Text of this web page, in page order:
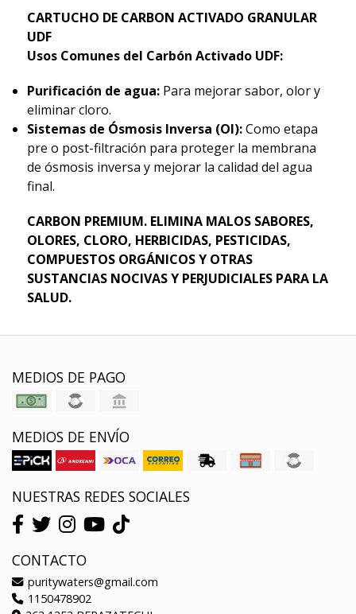
CARTUCHO DE CARBON ACTIVADO GRANULAR
UDF
Usos Comunes del Carbón Activado UDF:
Purificación de agua:Para mejorar sabor, olor y
eliminar cloro.
Sistemas de Ósmosis Inversa (OI):Como etapa
pre o post-filtración para proteger la membrana
de ósmosis inversa y mejorar la calidad del agua
final.
CARBON PREMIUM. ELIMINA MALOS SABORES,
OLORES, CLORO, HERBICIDAS, PESTICIDAS,
COMPUESTOS ORGÁNICOS Y OTRAS
SUSTANCIAS NOCIVAS Y PERJUDICIALES PARA LA
SALUD.
MEDIOS DE PAGO
MEDIOS DE ENVÍO
NUESTRAS REDES SOCIALES
CONTACTO
puritywaters@gmail.com
1150478902